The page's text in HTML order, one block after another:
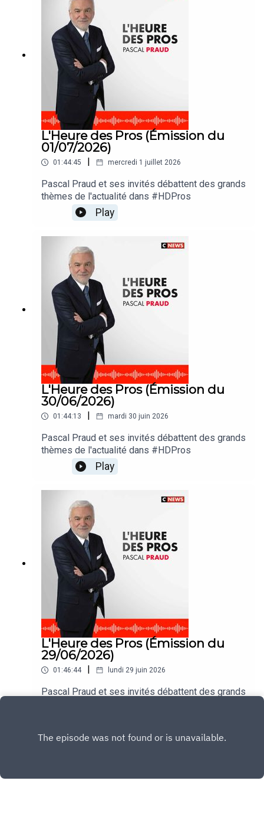
L'Heure des Pros (Émission du
01/07/2026)
01:44:45 mercredi 1 juillet 2026
Pascal Praud et ses invités débattent des grands
thèmes de l'actualité dans #HDPros
Play
L'Heure des Pros (Émission du
30/06/2026)
01:44:13 mardi 30 juin 2026
Pascal Praud et ses invités débattent des grands
thèmes de l'actualité dans #HDPros
Play
L'Heure des Pros (Émission du
29/06/2026)
01:46:44 lundi 29 juin 2026
Pascal Praud et ses invités débattent des grands